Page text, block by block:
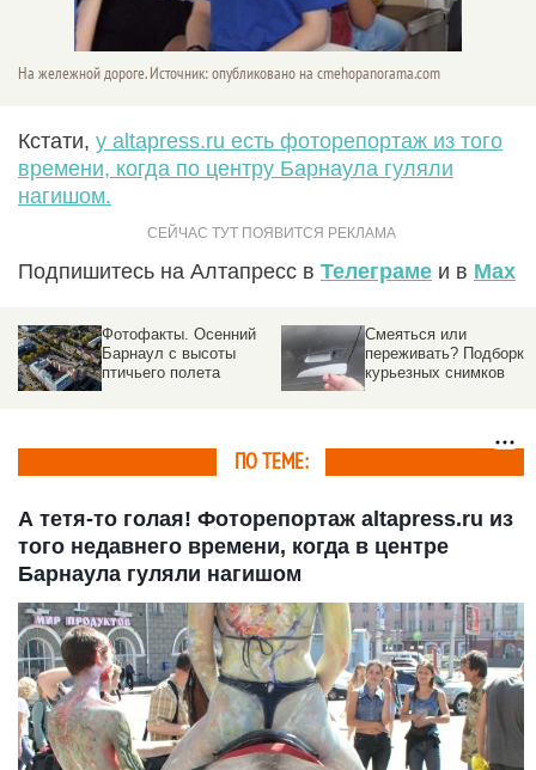
На жележной дороге. Источник: опубликовано на cmehopanorama.com
Кстати, у altapress.ru есть фоторепортаж из того
времени, когда по центру Барнаула гуляли
нагишом.
Подпишитесь на Алтапресс в Телеграме и в Max
Фотофакты. Осенний
Барнаул с высоты
птичьего полета
Смеяться или
переживать? Подборка
курьезных снимков
ПО ТЕМЕ:
А тетя-то голая! Фоторепортаж altapress.ru из
того недавнего времени, когда в центре
Барнаула гуляли нагишом